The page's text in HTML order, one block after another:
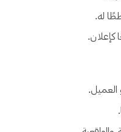
له.
كإعلان.
العميل.